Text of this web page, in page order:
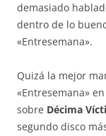
demasiado
dentro de lo
«Entresemana».
Quizá la mejor
«Entresemana»
sobre Décima
segundo disco